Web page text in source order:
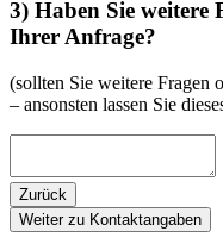
3) Haben Sie
Ihrer Anfrage?
(sollten Sie weitere Fragen
– ansonsten lassen Sie
Zurück
Weiter zu Kontaktangaben